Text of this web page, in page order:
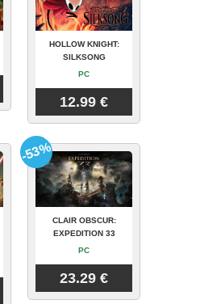
HOLLOW KNIGHT:
SILKSONG
PC
12.99 €
CLAIR OBSCUR:
EXPEDITION 33
PC
23.29 €
-53%